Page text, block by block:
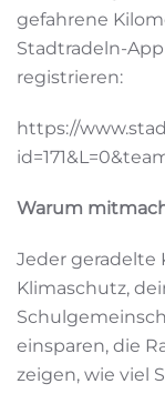
gefahrene
Stadtradeln-
registrieren:
https://
Warum
Jeder geradelte
Klimaschutz,
einsparen, die
zeigen, wie viel